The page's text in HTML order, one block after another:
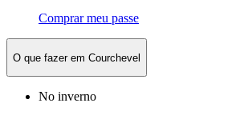
Comprar meu passe
O que fazer em Courchevel
No inverno